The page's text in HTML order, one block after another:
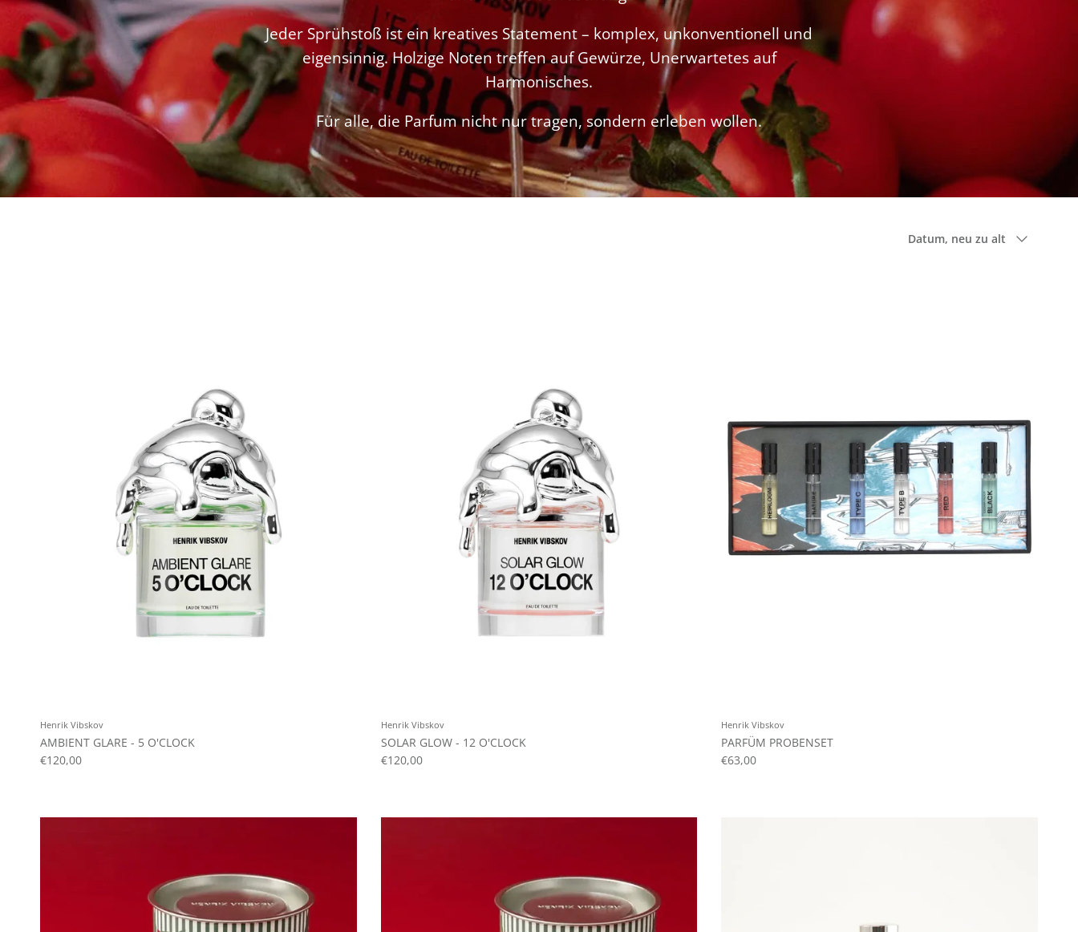
Jeder Sprühstoß ist ein kreatives Statement – komplex, unkonventionell und
eigensinnig. Holzige Noten treffen auf Gewürze, Unerwartetes auf
Harmonisches.
Für alle, die Parfum nicht nur tragen, sondern erleben wollen.
Datum, neu zu alt
Henrik Vibskov
AMBIENT GLARE - 5 O'CLOCK
€120,00
Henrik Vibskov
SOLAR GLOW - 12 O'CLOCK
€120,00
Henrik Vibskov
PARFÜM PROBENSET
€63,00